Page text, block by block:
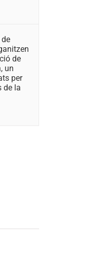
de
un
per
de la